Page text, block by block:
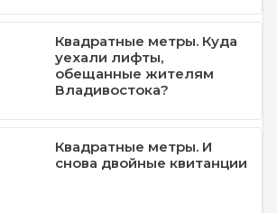
Квадратные метры. Куда
уехали лифты,
обещанные жителям
Владивостока?
Квадратные метры. И
снова двойные квитанции